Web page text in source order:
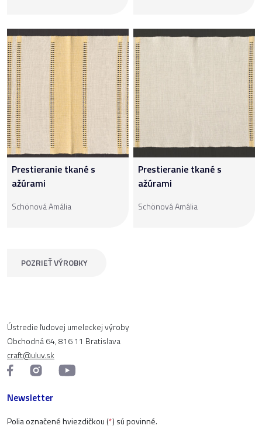
Prestieranie tkané s
ažúrami
Schönová Amália
Prestieranie tkané s
ažúrami
Schönová Amália
POZRIEŤ VÝROBKY
Ústredie ľudovej umeleckej výroby
Obchodná 64, 816 11 Bratislava
craft@uluv.sk
Newsletter
Polia označené hviezdičkou (*) sú povinné.